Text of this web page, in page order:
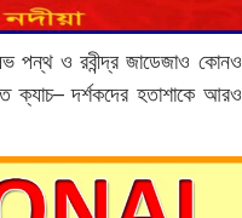
পন্থ ও রবীন্দ্র জাডেজাও কোনও
ক্যাচ– দর্শকদের হতাশাকে আরও